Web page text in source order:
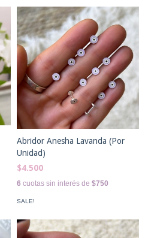
Abridor Anesha Lavanda (Por
Unidad)
$4.500
6 cuotas sin interés de $750
SALE!